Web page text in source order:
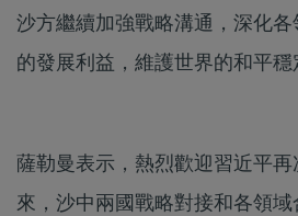
沙方繼續加強戰略溝通，深化
的發展利益，維護世界的和平穩
薩勒曼表示，熱烈歡迎習近平
來，沙中兩國戰略對接和各領